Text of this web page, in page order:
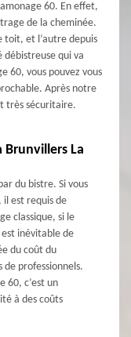
60. En effet,
de la cheminée.
toit, et l’autre depuis
débistreuse qui va
60, vous pouvez vous
Après notre
très sécuritaire.
La
du bistre. Si vous
est requis de
classique, si le
inévitable de
du coût du
professionnels.
60, c’est un
à des coûts